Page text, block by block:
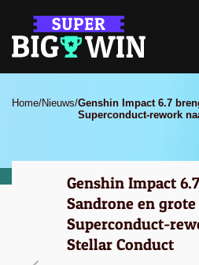
Home/Nieuws/Genshin Impact 6.7
Superconduct-rework
Genshin Impact
Sandrone en grote
Superconduct-
Stellar Conduct